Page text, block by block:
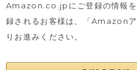
Amazon.co.jpにご登録の情報を
録されるお客様は、
「Amazon
りお進みください。